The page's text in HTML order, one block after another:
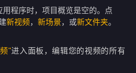
用程序时，项目概览是空的。点
新视频，新场景，或新文件夹。
"进入面板，编辑您的视频的所有